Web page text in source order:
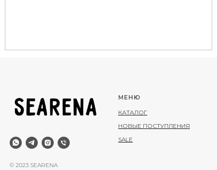
© 2023 SEARENA
МЕНЮ
КАТАЛОГ
НОВЫЕ ПОСТУПЛЕНИЯ
SALE